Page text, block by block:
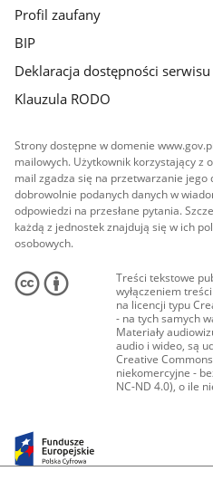
Profil zaufany
BIP
Deklaracja dostępności
Klauzula RODO
Strony dostępne w domenie
mailowych. Użytkownik korzystający z
mail zgadza się na przetwarzanie jego
dobrowolnie podanych danych w
odpowiedzi na przesłane pytania.
każdą z jednostek znajdują się w ich
osobowych.
Treści tekstowe
wyłączeniem
na licencji typu
- na tych samych
Materiały
audio i wideo, są
Creative
niekomercyjne -
NC-ND 4.0), o ile